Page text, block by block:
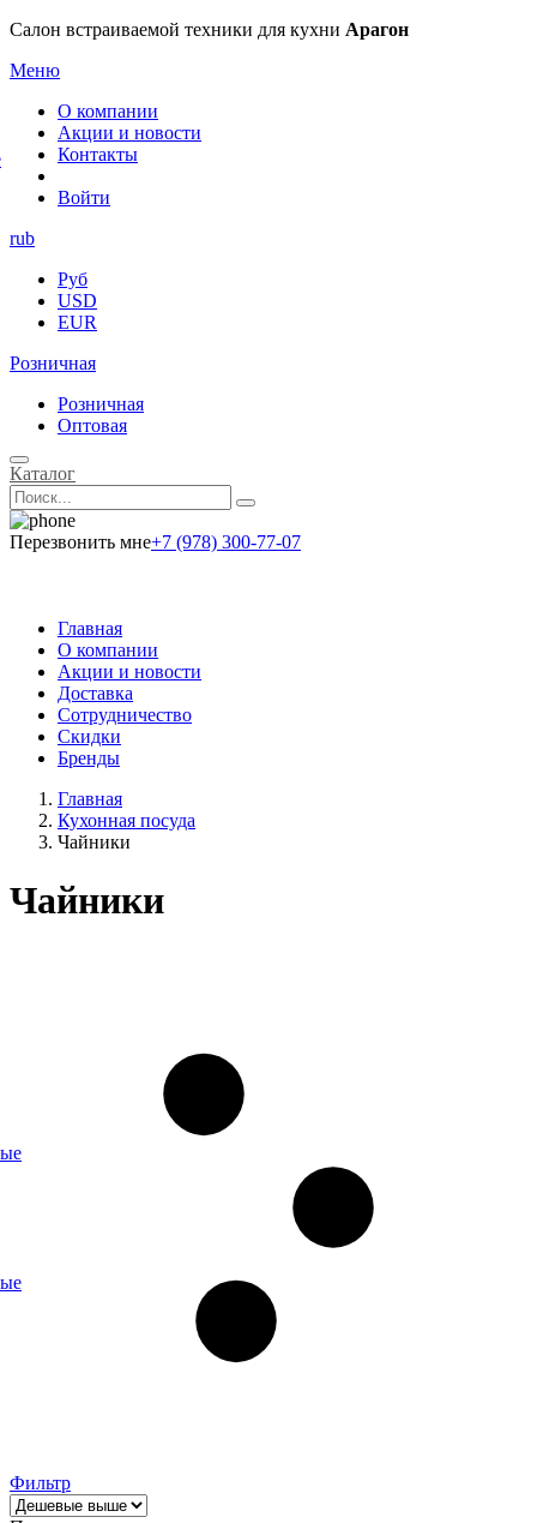
Салон встраиваемой техники для кухни Арагон
Меню
О компании
Акции и новости
Контакты
Войти
rub
Руб
USD
EUR
Розничная
Розничная
Оптовая
Каталог
Перезвонить мне+7 (978) 300-77-07
Главная
О компании
Акции и новости
Доставка
Сотрудничество
Скидки
Бренды
Главная
Кухонная посуда
Чайники
Чайники
Фильтр